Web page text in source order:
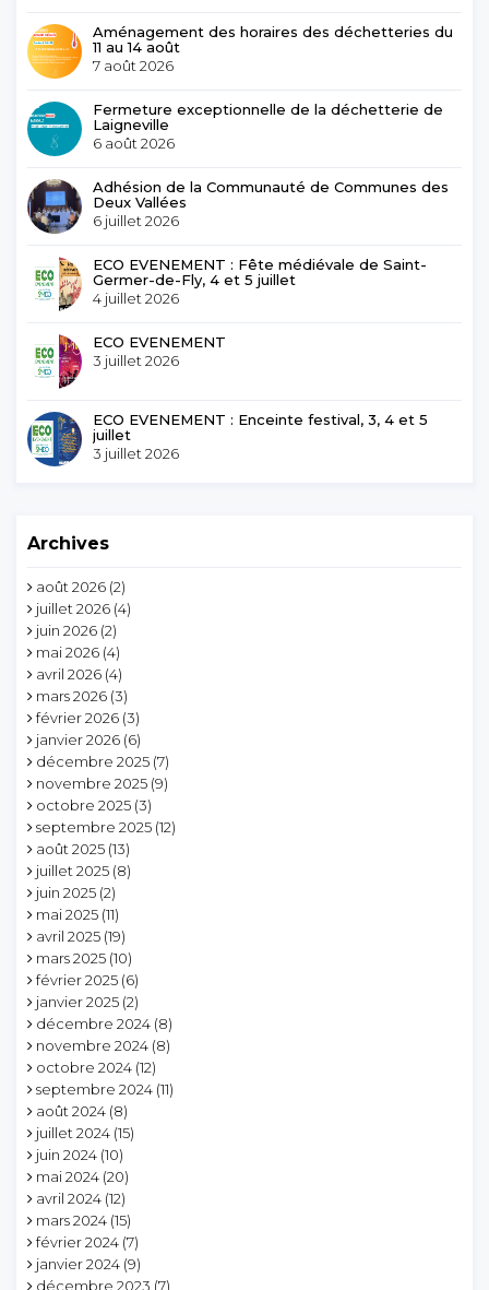
Aménagement des horaires des déchetteries du
11 au 14 août
7 août 2026
Fermeture exceptionnelle de la déchetterie de
Laigneville
6 août 2026
Adhésion de la Communauté de Communes des
Deux Vallées
6 juillet 2026
ECO EVENEMENT : Fête médiévale de Saint-
Germer-de-Fly, 4 et 5 juillet
4 juillet 2026
ECO EVENEMENT
3 juillet 2026
ECO EVENEMENT : Enceinte festival, 3, 4 et 5
juillet
3 juillet 2026
Archives
août 2026 (2)
juillet 2026 (4)
juin 2026 (2)
mai 2026 (4)
avril 2026 (4)
mars 2026 (3)
février 2026 (3)
janvier 2026 (6)
décembre 2025 (7)
novembre 2025 (9)
octobre 2025 (3)
septembre 2025 (12)
août 2025 (13)
juillet 2025 (8)
juin 2025 (2)
mai 2025 (11)
avril 2025 (19)
mars 2025 (10)
février 2025 (6)
janvier 2025 (2)
décembre 2024 (8)
novembre 2024 (8)
octobre 2024 (12)
septembre 2024 (11)
août 2024 (8)
juillet 2024 (15)
juin 2024 (10)
mai 2024 (20)
avril 2024 (12)
mars 2024 (15)
février 2024 (7)
janvier 2024 (9)
décembre 2023 (7)